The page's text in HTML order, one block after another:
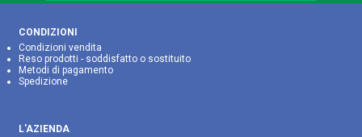
CONDIZIONI
Condizioni vendita
Reso prodotti - soddisfatto o sostituito
Metodi di pagamento
Spedizione
L'AZIENDA